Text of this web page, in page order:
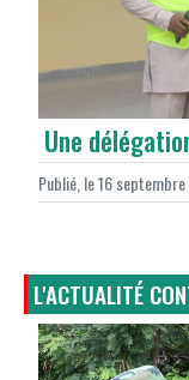
Une
Publié, le 16
L'ACTUALITÉ